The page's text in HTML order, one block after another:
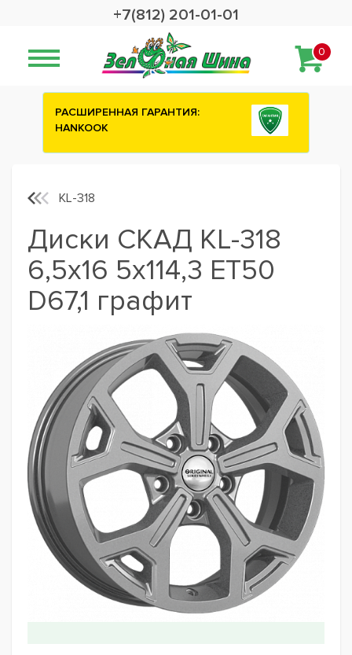
+7(812) 201-01-01
0
ГАРАНТИЯ:
Сashback 2500 рублей
шины ATTAR
KL-318
Диски СКАД KL-318
6,5x16 5x114,3 ET50
D67,1 графит